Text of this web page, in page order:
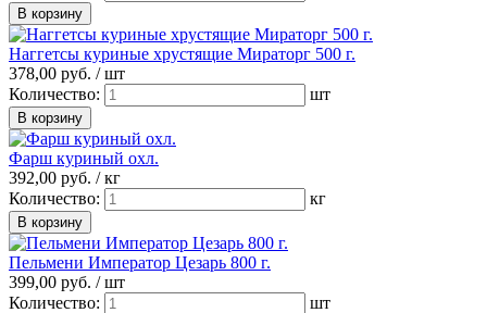
Наггетсы куриные хрустящие Мираторг 500 г.
378,00 руб. /шт
Количество:
шт
Фарш куриный охл.
392,00 руб. /кг
Количество:
кг
Пельмени Император Цезарь 800 г.
399,00 руб. /шт
Количество:
шт